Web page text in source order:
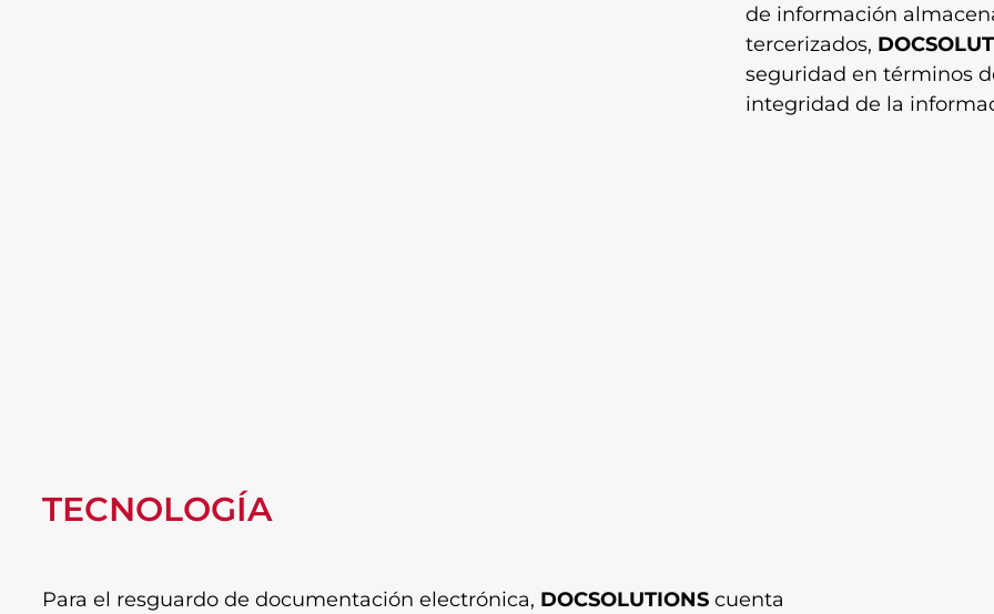
de información
tercerizados,
seguridad en términos
integridad de la
TECNOLOGÍA
Para el resguardo de documentación electrónica, DOCSOLUTIONS cuenta